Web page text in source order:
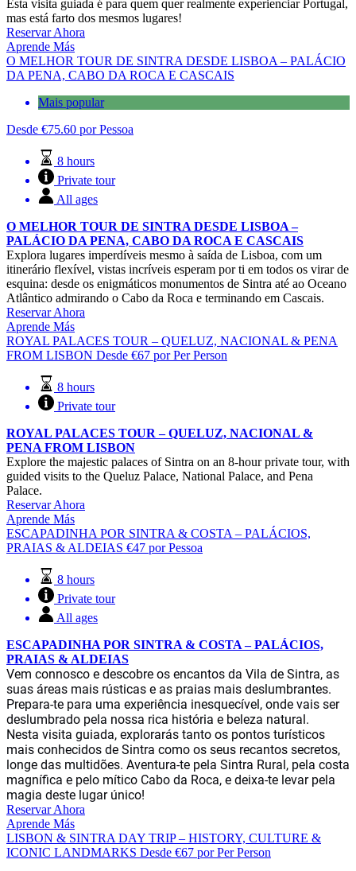
Esta visita guiada é para quem quer realmente experienciar Portugal,
mas está farto dos mesmos lugares!
Reservar Ahora
Aprende Más
O MELHOR TOUR DE SINTRA DESDE LISBOA – PALÁCIO
DA PENA, CABO DA ROCA E CASCAIS
Mais popular
Desde €75.60 por Pessoa
8 hours
Private tour
All ages
O MELHOR TOUR DE SINTRA DESDE LISBOA –
PALÁCIO DA PENA, CABO DA ROCA E CASCAIS
Explora lugares imperdíveis mesmo à saída de Lisboa, com um
itinerário flexível, vistas incríveis esperam por ti em todos os virar de
esquina: desde os enigmáticos monumentos de Sintra até ao Oceano
Atlântico admirando o Cabo da Roca e terminando em Cascais.
Reservar Ahora
Aprende Más
ROYAL PALACES TOUR – QUELUZ, NACIONAL & PENA
FROM LISBON Desde €67 por Per Person
8 hours
Private tour
ROYAL PALACES TOUR – QUELUZ, NACIONAL &
PENA FROM LISBON
Explore the majestic palaces of Sintra on an 8-hour private tour, with
guided visits to the Queluz Palace, National Palace, and Pena
Palace.
Reservar Ahora
Aprende Más
ESCAPADINHA POR SINTRA & COSTA – PALÁCIOS,
PRAIAS & ALDEIAS €47 por Pessoa
8 hours
Private tour
All ages
ESCAPADINHA POR SINTRA & COSTA – PALÁCIOS,
PRAIAS & ALDEIAS
Vem connosco e descobre os encantos da Vila de Sintra, as
suas áreas mais rústicas e as praias mais deslumbrantes.
Prepara-te para uma experiência inesquecível, onde vais ser
deslumbrado pela nossa rica história e beleza natural.
Nesta visita guiada, explorarás tanto os pontos turísticos
mais conhecidos de Sintra como os seus recantos secretos,
longe das multidões. Aventura-te pela Sintra Rural, pela costa
magnífica e pelo mítico Cabo da Roca, e deixa-te levar pela
magia deste lugar único!
Reservar Ahora
Aprende Más
LISBON & SINTRA DAY TRIP – HISTORY, CULTURE &
ICONIC LANDMARKS Desde €67 por Per Person